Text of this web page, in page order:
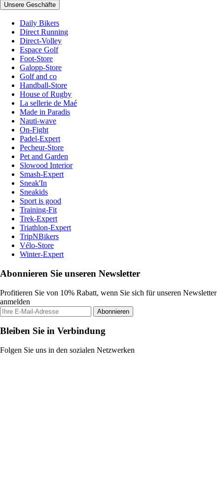
Unsere Geschäfte
Daily Bikers
Direct Running
Direct-Volley
Espace Golf
Foot-Store
Galopp-Store
Golf and co
Handball-Store
House of Rugby
La sellerie de Maé
Made in Paradis
Nauti-wave
On-Fight
Padel-Expert
Pecheur-Store
Pet and Garden
Slowood Interior
Smash-Expert
Sneak'In
Sneakids
Sport is good
Training-Fit
Trek-Expert
Triathlon-Expert
TripNBikers
Vélo-Store
Winter-Expert
Abonnieren Sie unseren Newsletter
Profitieren Sie von 10% Rabatt, wenn Sie sich für unseren Newsletter
anmelden
Abonnieren
Bleiben Sie in Verbindung
Folgen Sie uns in den sozialen Netzwerken